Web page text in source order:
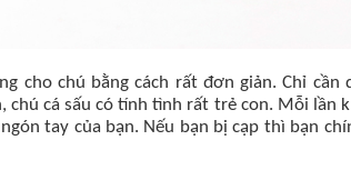
cho chú bằng cách rất đơn giản. Chỉ cần
chú cá sấu có tính tình rất trẻ con. Mỗi lần
tay của bạn. Nếu bạn bị cạp thì bạn